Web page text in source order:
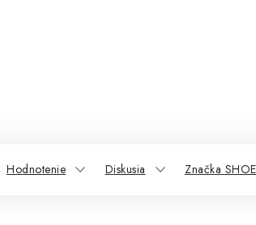
Hodnotenie Diskusia Značka